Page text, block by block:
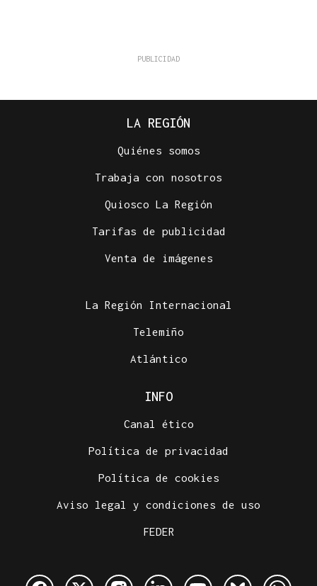
LA REGIÓN
Quiénes somos
Trabaja con nosotros
Quiosco La Región
Tarifas de publicidad
Venta de imágenes
La Región Internacional
Telemiño
Atlántico
INFO
Canal ético
Política de privacidad
Política de cookies
Aviso legal y condiciones de uso
FEDER